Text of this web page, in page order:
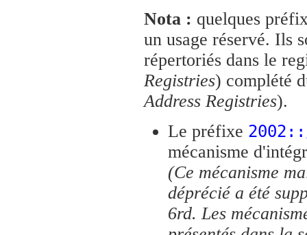
Nota : quelques
un usage réservé. Ils
répertoriés dans le
Registries) complété
Address Registries).
Le préfixe
mécanisme
(Ce mécanisme
déprécié a été
6rd. Les